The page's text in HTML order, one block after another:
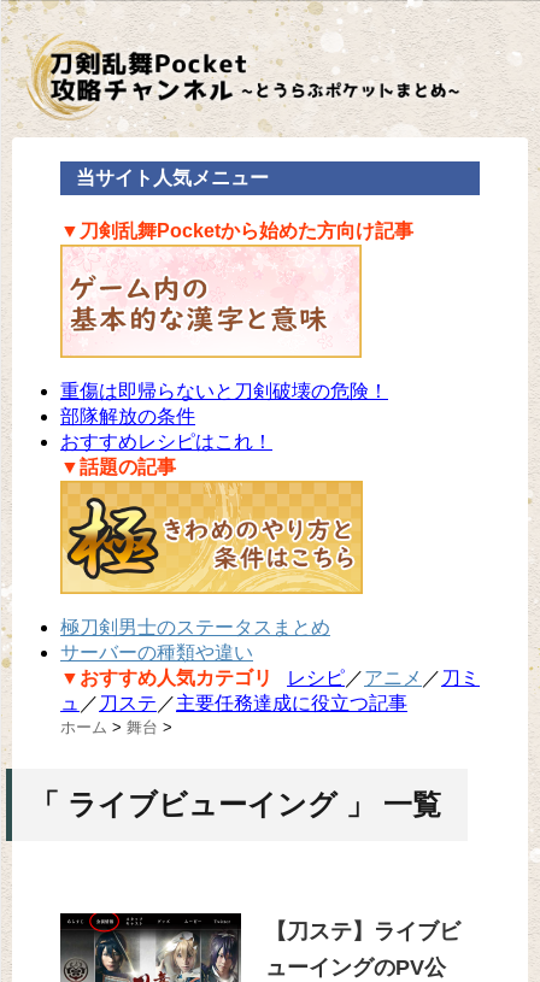
当サイト人気メニュー
▼刀剣乱舞Pocketから始めた方向け記事
重傷は即帰らないと刀剣破壊の危険！
部隊解放の条件
おすすめレシピはこれ！
▼話題の記事
極刀剣男士のステータスまとめ
サーバーの種類や違い
▼おすすめ人気カテゴリ
レシピ／アニメ ／ 刀ミ
ュ ／ 刀ステ ／主要任務達成に役立つ記事
ホーム > 舞台 >
「 ライブビューイング 」 一覧
【刀ステ】ライブビ
ューイングのPV公